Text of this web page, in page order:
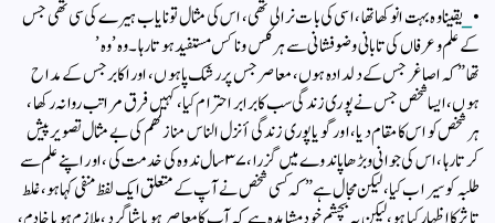
•
_یقینا وہ بہت انوکھا تھا ، اسی کی بات نرالی تھی ، اس کی مثال تو نایاب ہیرے کی سی تھی جس
کے علم و عرفاں کی تابانی و ضوفشانی سے ہر کسں و ناکس مستفید ہوتا رہا ۔ وہ’ وہ’
تھا ” کہ اصاغر جس کے دلدادہ ہوں ، معاصر جس پر رشک پا ہوں ، اور اکابر جس کے مداح
ہوں ، ایسا شخص جس نے پوری زندگی سب کا برابر احترام کیا، کہیں فرق مراتب روا نہ رکھا ،
ہر شخص کو اس کا مقام دیا ، اور گویا پوری زندگی أنزل الناس منازلھم کی بے مثال تصویر پیش
کرتا رہا ، اس کی جوانی و بڑھاپا ندوے میں گزرا ، ٣٧ سال ندوہ کی خدمت کی ، اور اپنے علم سے
طلبہ کو سیراب کیا ، لیکن مجال ہے” کہ کسی شخص نے آپ کے متعلق ایک لفظ منفی کہا ہو ، غلط